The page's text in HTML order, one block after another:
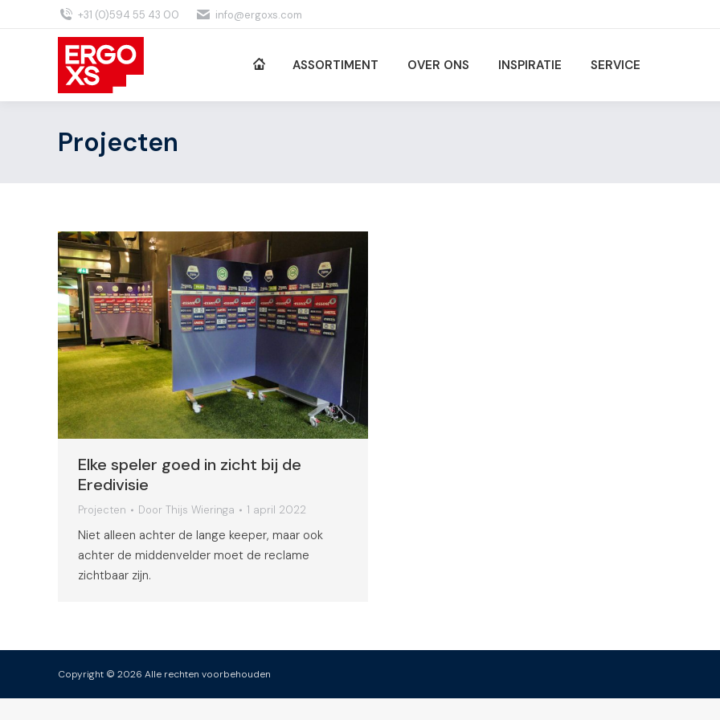
+31 (0)594 55 43 00 info@ergoxs.com
ASSORTIMENT OVER ONS INSPIRATIE SERVICE
Projecten
Elke speler goed in zicht bij de
Eredivisie
Projecten Door Thijs Wieringa 1 april 2022
Niet alleen achter de lange keeper, maar ook
achter de middenvelder moet de reclame
zichtbaar zijn.
Copyright © 2026 Alle rechten voorbehouden